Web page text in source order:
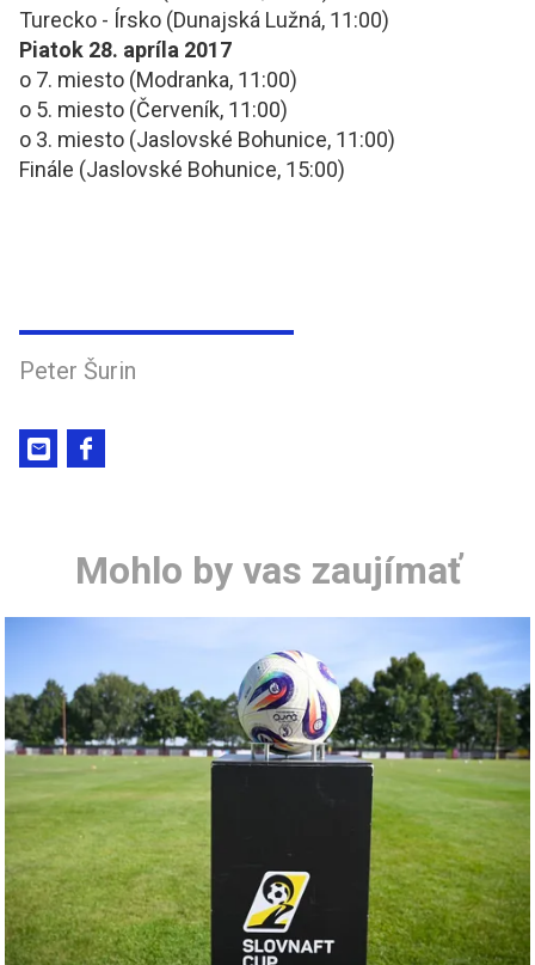
Turecko - Írsko (Dunajská Lužná, 11:00)
Piatok 28. apríla 2017
o 7. miesto (Modranka, 11:00)
o 5. miesto (Červeník, 11:00)
o 3. miesto (Jaslovské Bohunice, 11:00)
Finále (Jaslovské Bohunice, 15:00)
Peter Šurin
Mohlo by vas zaujímať